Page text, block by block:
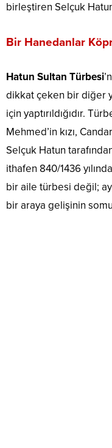
birleştiren Selçuk
Bir Hanedanlar
Hatun Sultan Türbesi
dikkat çeken bir diğer
için yaptırıldığıdır.
Mehmed’in kızı,
Selçuk Hatun
ithafen 840/1436
bir aile türbesi değil;
bir araya gelişinin